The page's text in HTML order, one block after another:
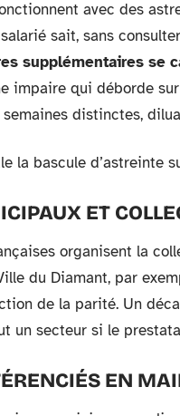
avec des
sait, sans
supplémentaires se
impaire qui déborde
distinctes,
la bascule d’astreinte
ET
organisent la
du Diamant, par
de la parité. Un
un secteur si le
EN